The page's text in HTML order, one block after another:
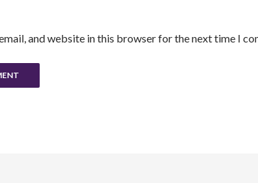
and website in this browser for the next time I